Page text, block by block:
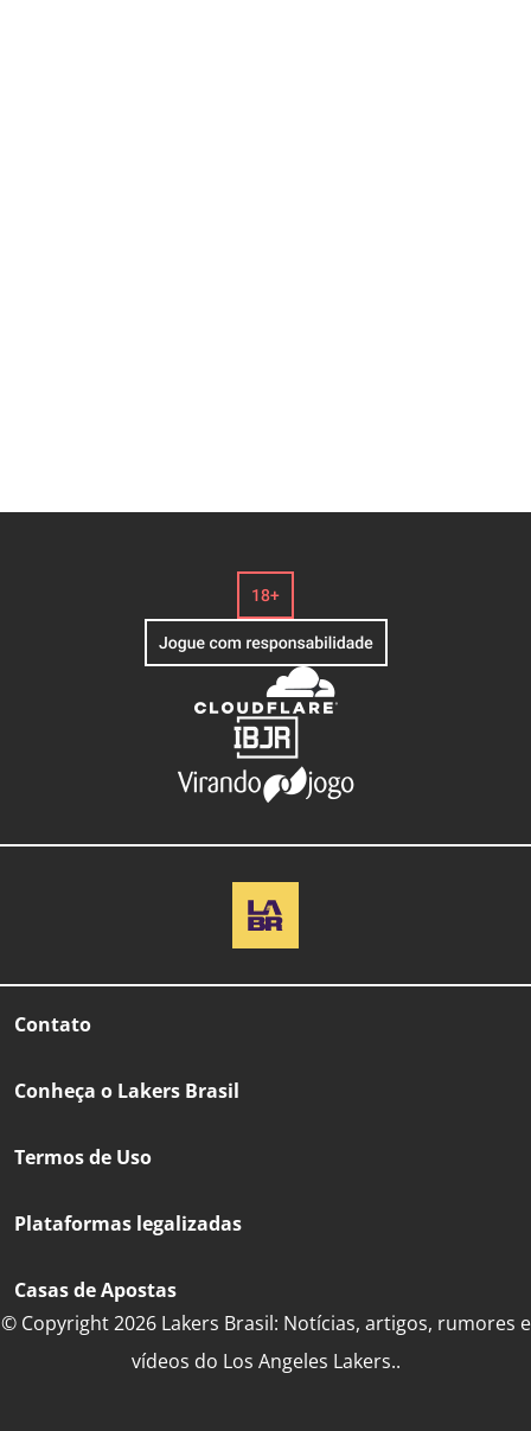
Contato
Conheça o Lakers Brasil
Termos de Uso
Plataformas legalizadas
Casas de Apostas
© Copyright 2026 Lakers Brasil: Notícias, artigos, rumores e
vídeos do Los Angeles Lakers..